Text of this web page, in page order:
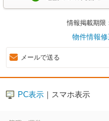
情報掲載期限
物件情報
メールで送る
PC表示 ｜スマホ表示